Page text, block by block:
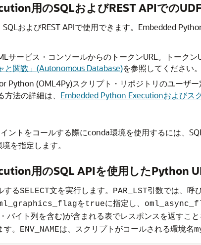
用のSQLおよびREST APIでの
およびREST APIで使用できます。Embedded
サービス・コンソールからのトークンURL。トーク
と関数」(Autonomous Database)を参照してください。
Python (OML4Py)スクリプト・リポジトリのユーザ
法の詳細は、 Embedded Python Executionおよびス
ントをコールする際にconda環境を使用するには、
を指定します。
用のSQL APIを使用したPython
するSELECT文を実行します。 PAR_LST引数では、呼
をtrueに指定し、
バイト列を含む)が含まれる表でレスポンスを返すこと
。 ENV_NAMEは、スクリプトがコールされる環境名